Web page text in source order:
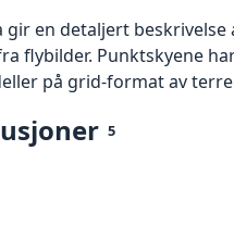
gir en detaljert
flybilder. Punktskyene
på grid-format av
5